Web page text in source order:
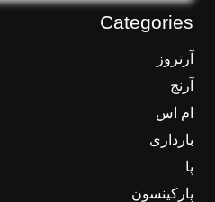
Categories
آرتروز
آرنج
ام اس
بارداری
پا
پارکینسون